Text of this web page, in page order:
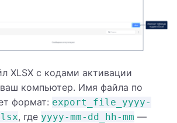
XLSX с кодами активации
компьютер. Имя файла по
формат: export_file_yyyy-
, где yyyy-mm-dd_hh-mm —